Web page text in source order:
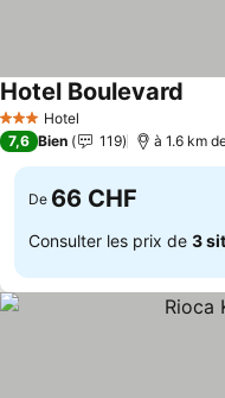
3 ÉtoilesHotel
Hotel Boulevard
7,6 Bien 119 à 1.6 km
De 66 CHF
Consulter les prix de 3